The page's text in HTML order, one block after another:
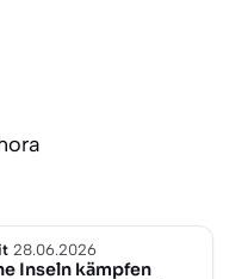
28.06.2026
Inseln kämpfen